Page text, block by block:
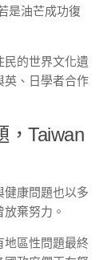
是油芒成功復
民的世界文化遺
英、日學者合作
，Taiwan
健康問題也以多
棄努力。
地區性問題最終